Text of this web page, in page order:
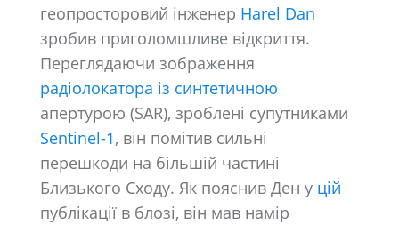
геопросторовий інженер Harel Dan
зробив приголомшливе відкриття.
Переглядаючи зображення
радіолокатора із синтетичною
апертурою (SAR), зроблені супутниками
Sentinel-1, він помітив сильні
перешкоди на більшій частині
Близького Сходу. Як пояснив Ден у цій
публікації в блозі, він мав намір